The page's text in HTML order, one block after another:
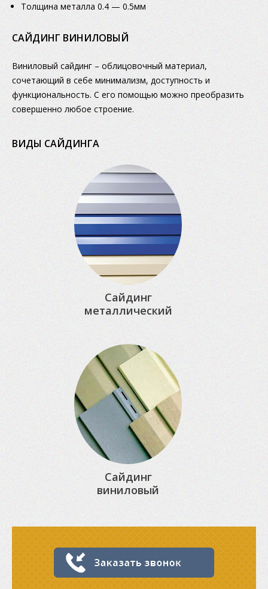
Толщина металла 0.4 — 0.5мм
САЙДИНГ ВИНИЛОВЫЙ
Виниловый сайдинг – облицовочный материал,
сочетающий в себе минимализм, доступность и
функциональность. С его помощью можно преобразить
совершенно любое строение.
ВИДЫ САЙДИНГА
Сайдинг
металлический
Сайдинг
виниловый